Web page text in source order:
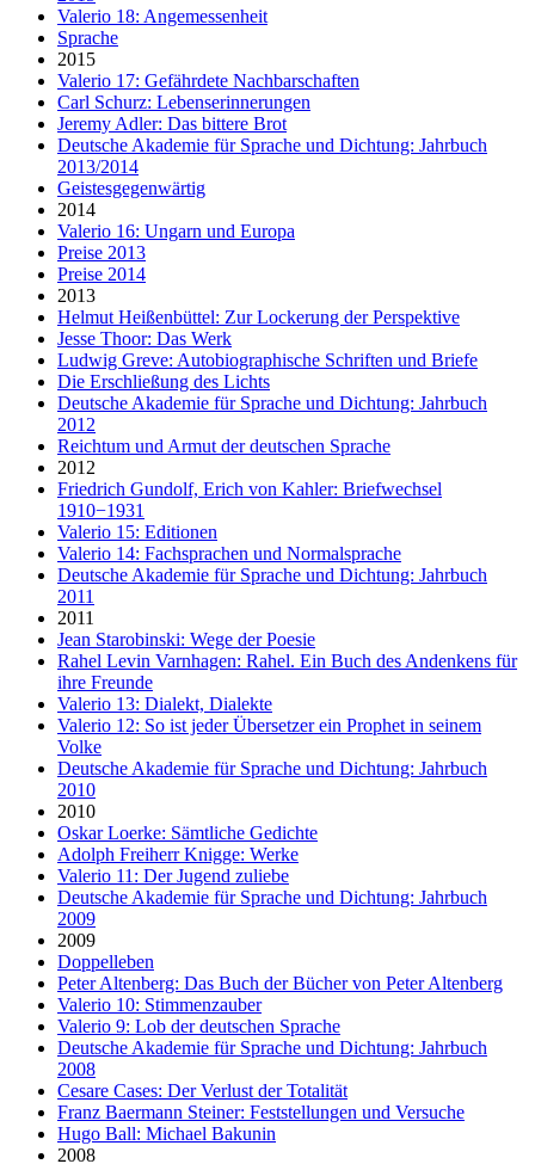
Valerio 18: Angemessenheit
Sprache
2015
Valerio 17: Gefährdete Nachbarschaften
Carl Schurz: Lebenserinnerungen
Jeremy Adler: Das bittere Brot
Deutsche Akademie für Sprache und Dichtung: Jahrbuch
2013/2014
Geistesgegenwärtig
2014
Valerio 16: Ungarn und Europa
Preise 2013
Preise 2014
2013
Helmut Heißenbüttel: Zur Lockerung der Perspektive
Jesse Thoor: Das Werk
Ludwig Greve: Autobiographische Schriften und Briefe
Die Erschließung des Lichts
Deutsche Akademie für Sprache und Dichtung: Jahrbuch
2012
Reichtum und Armut der deutschen Sprache
2012
Friedrich Gundolf, Erich von Kahler: Briefwechsel
1910−1931
Valerio 15: Editionen
Valerio 14: Fachsprachen und Normalsprache
Deutsche Akademie für Sprache und Dichtung: Jahrbuch
2011
2011
Jean Starobinski: Wege der Poesie
Rahel Levin Varnhagen: Rahel. Ein Buch des Andenkens für
ihre Freunde
Valerio 13: Dialekt, Dialekte
Valerio 12: So ist jeder Übersetzer ein Prophet in seinem
Volke
Deutsche Akademie für Sprache und Dichtung: Jahrbuch
2010
2010
Oskar Loerke: Sämtliche Gedichte
Adolph Freiherr Knigge: Werke
Valerio 11: Der Jugend zuliebe
Deutsche Akademie für Sprache und Dichtung: Jahrbuch
2009
2009
Doppelleben
Peter Altenberg: Das Buch der Bücher von Peter Altenberg
Valerio 10: Stimmenzauber
Valerio 9: Lob der deutschen Sprache
Deutsche Akademie für Sprache und Dichtung: Jahrbuch
2008
Cesare Cases: Der Verlust der Totalität
Franz Baermann Steiner: Feststellungen und Versuche
Hugo Ball: Michael Bakunin
2008